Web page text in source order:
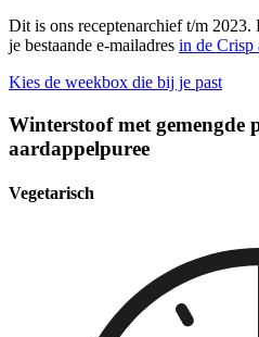
Dit is ons receptenarchief t/m
je bestaande e-mailadres in de Crisp
Kies de weekbox die bij je past
Winterstoof met gemengde
aardappelpuree
Vegetarisch